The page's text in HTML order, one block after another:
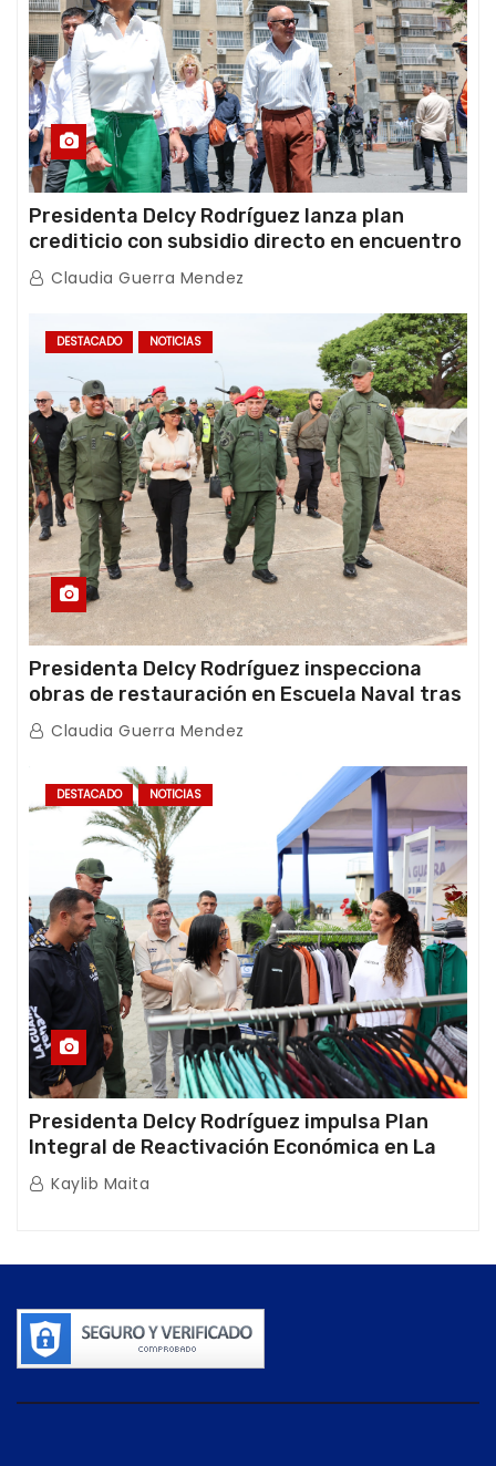
Presidenta Delcy Rodríguez lanza plan
crediticio con subsidio directo en encuentro
con Juntas de Condominio
Claudia Guerra Mendez
DESTACADO NOTICIAS
Presidenta Delcy Rodríguez inspecciona
obras de restauración en Escuela Naval tras
afectaciones sísmicas en La Guaira
Claudia Guerra Mendez
DESTACADO NOTICIAS
Presidenta Delcy Rodríguez impulsa Plan
Integral de Reactivación Económica en La
Guaira
Kaylib Maita